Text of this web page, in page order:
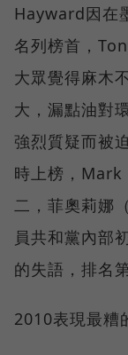
Hayward因在
名列榜首，
大眾覺得麻木
大，漏點油對
強烈質疑而被
時上榜，Mark
二，菲奧莉娜
員共和黨內部
的失語，排名第
2010表現最糟